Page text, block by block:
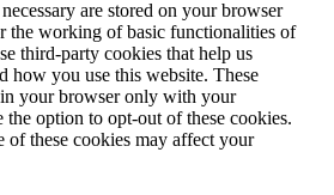
are stored on your browser
the working of basic functionalities of
third-party cookies that help us
how you use this website. These
your browser only with your
the option to opt-out of these cookies.
of these cookies may affect your